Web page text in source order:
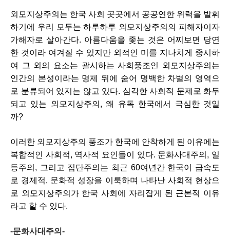
외모지상주의는 한국 사회 곳곳에서 공공연한 위력을 발휘
하기에 우리 모두는 하루하루 외모지상주의의 피해자이자
가해자로 살아간다. 아름다움을 좇는 것은 어찌보면 당연
한 것이라 여겨질 수 있지만 외적인 미를 지나치게 중시하
여 그 외의 요소는 괄시하는 사회풍조인 외모지상주의는
인간의 본성이라는 명제 뒤에 숨어 명백한 차별의 영역으
로 분류되어 있지는 않고 있다. 심각한 사회적 문제로 화두
되고 있는 외모지상주의, 왜 유독 한국에서 극심한 것일
까?
이러한 외모지상주의 풍조가 한국에 안착하게 된 이유에는
복합적인 사회적, 역사적 요인들이 있다. 문화사대주의, 일
등주의, 그리고 집단주의는 최근 60여년간 한국이 급속도
로 경제적, 문화적 성장을 이룩하며 나타난 사회적 현상으
로 외모지상주의가 한국 사회에 자리잡게 된 근본적 이유
라고 할 수 있다.
-문화사대주의-